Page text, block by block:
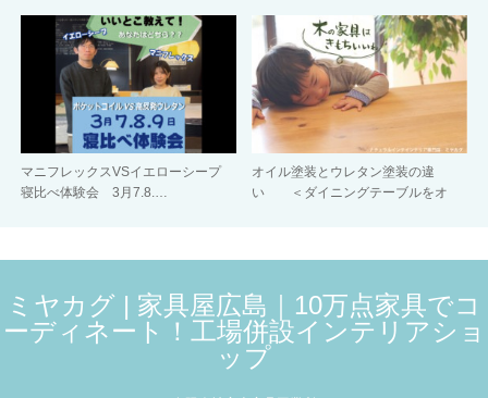
マニフレックスVSイエローシープ
寝比べ体験会 3月7.8.…
オイル塗装とウレタン塗装の違
い ＜ダイニングテーブルをオ
ミヤカグ | 家具屋広島｜10万点家具でコ
ーディネート！工場併設インテリアショ
ップ